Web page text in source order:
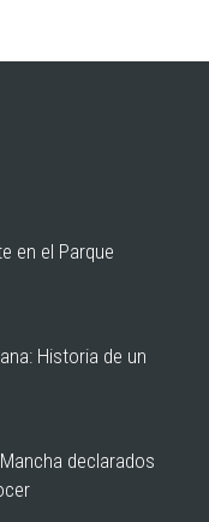
en el Parque
Historia de un
declarados